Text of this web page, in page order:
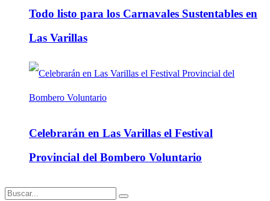
Todo listo para los Carnavales Sustentables en
Las Varillas
Celebrarán en Las Varillas el Festival
Provincial del Bombero Voluntario